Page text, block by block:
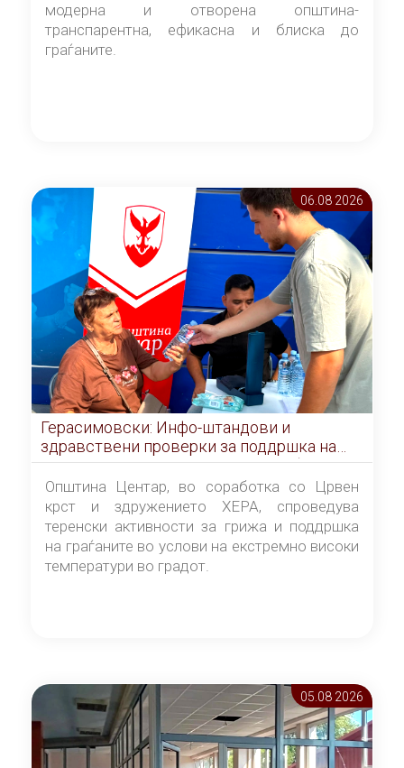
модерна и отворена општина-
транспарентна, ефикасна и блиска до
граѓаните.
06.08 2026
Герасимовски: Инфо-штандови и
здравствени проверки за поддршка на
граѓаните во услови на топлотен бран
Општина Центар, во соработка со Црвен
крст и здружението ХЕРА, спроведува
теренски активности за грижа и поддршка
на граѓаните во услови на екстремно високи
температури во градот.
05.08 2026